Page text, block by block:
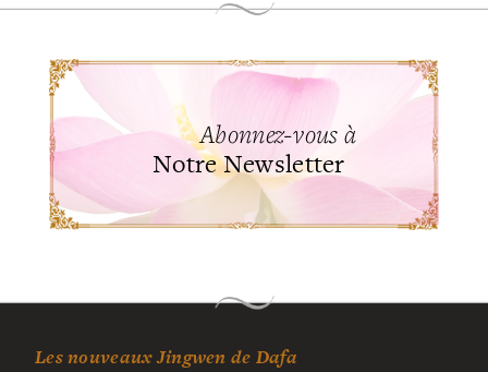
Abonnez-vous à
Notre Newsletter
Les nouveaux Jingwen de Dafa